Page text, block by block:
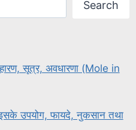
Search
सूत्र, अवधारणा (Mole in
इसके उपयोग, फायदे, नुकसान तथा